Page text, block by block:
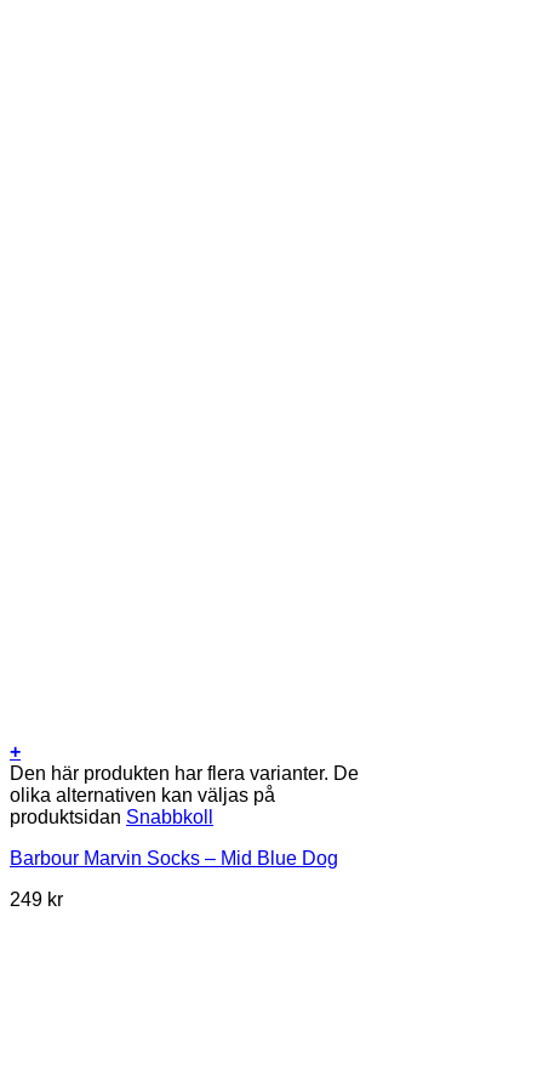
+
Den här produkten har flera varianter. De
olika alternativen kan väljas på
produktsidan Snabbkoll
Barbour Marvin Socks – Mid Blue Dog
249 kr